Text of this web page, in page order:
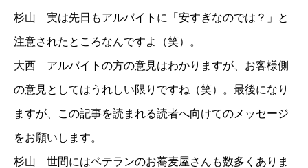
杉山 実は先日もアルバイトに「安すぎなのでは？」と
注意されたところなんですよ（笑）。
大西 アルバイトの方の意見はわかりますが、お客様側
の意見としてはうれしい限りですね（笑）。最後になり
ますが、この記事を読まれる読者へ向けてのメッセージ
をお願いします。
杉山 世間にはベテランのお蕎麦屋さんも数多くありま